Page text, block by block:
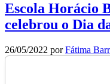
Escola Horácio
celebrou o Dia
26/05/2022 porFátima